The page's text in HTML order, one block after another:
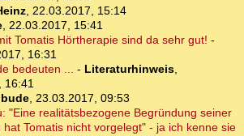
, 22.03.2017, 15:14
, 22.03.2017, 15:41
Tomatis Hörtherapie sind da sehr gut! -
16:31
bedeuten ... - Literaturhinweis,
16:41
bude, 23.03.2017, 09:53
"Eine realitätsbezogene Begründung seiner
hat Tomatis nicht vorgelegt" - ja ich kenne sie